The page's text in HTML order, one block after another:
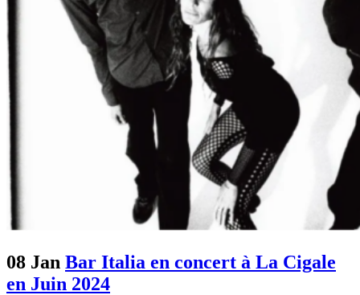
08 Jan Bar Italia en concert à La Cigale
en Juin 2024